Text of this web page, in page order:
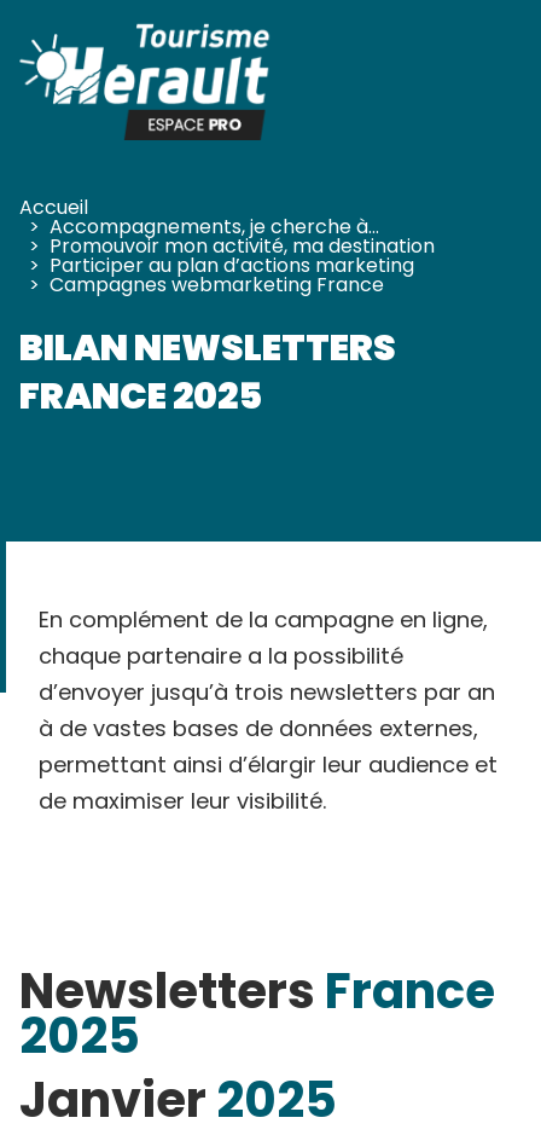
Accueil
> Accompagnements, je cherche à…
> Promouvoir mon activité, ma destination
> Participer au plan d’actions marketing
> Campagnes webmarketing France
BILAN NEWSLETTERS
FRANCE 2025
En complément de la campagne en ligne,
chaque partenaire a la possibilité
d’envoyer jusqu’à trois newsletters par an
à de vastes bases de données externes,
permettant ainsi d’élargir leur audience et
de maximiser leur visibilité.
Newsletters France
2025
Janvier2025